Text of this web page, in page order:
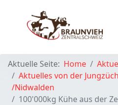
Aktuelle Seite: Home
Aktuelles von der
/Nidwalden
100'000kg Kühe aus der